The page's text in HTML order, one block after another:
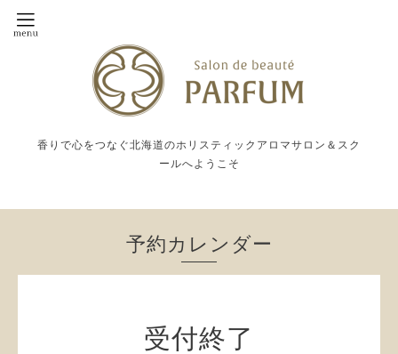
香りで心をつなぐ北海道のホリスティックアロマサロン＆スク
ールへようこそ
予約カレンダー
受付終了